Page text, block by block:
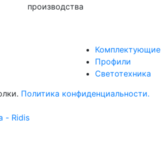
производства
Комплектующие
Профили
Светотехника
Политика конфиденциальности.
- Ridis